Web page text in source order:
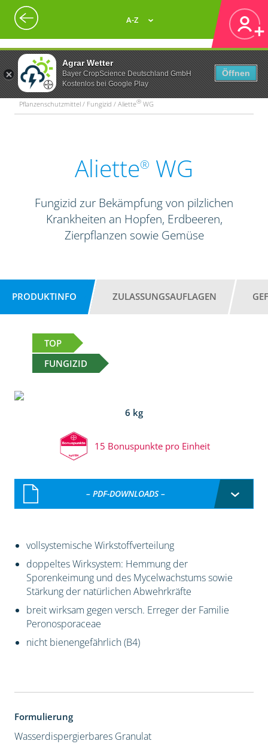
Agrar Wetter
Bayer CropScience Deutschland GmbH
Kostenlos bei Google Play
Öffnen
A-Z
Pflanzenschutzmittel / Fungizid / Aliette® WG
Aliette® WG
Fungizid zur Bekämpfung von pilzlichen
Krankheiten an Hopfen, Erdbeeren,
Zierpflanzen sowie Gemüse
PRODUKTINFO ZULASSUNGSAUFLAGEN
TOP
FUNGIZID
6 kg
15 Bonuspunkte pro Einheit
– PDF-DOWNLOADS –
vollsystemische Wirkstoffverteilung
doppeltes Wirksystem: Hemmung der
Sporenkeimung und des Mycelwachstums sowie
Stärkung der natürlichen Abwehrkräfte
breit wirksam gegen versch. Erreger der Familie
Peronosporaceae
nicht bienengefährlich (B4)
Formulierung
Wasserdispergierbares Granulat